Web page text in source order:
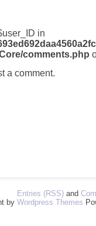
in
comments.php
a comment.
Entries (RSS)and
by Wordpress Themes